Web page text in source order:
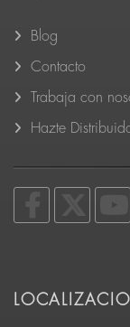
Blog
Contacto
Trabaja con
Hazte